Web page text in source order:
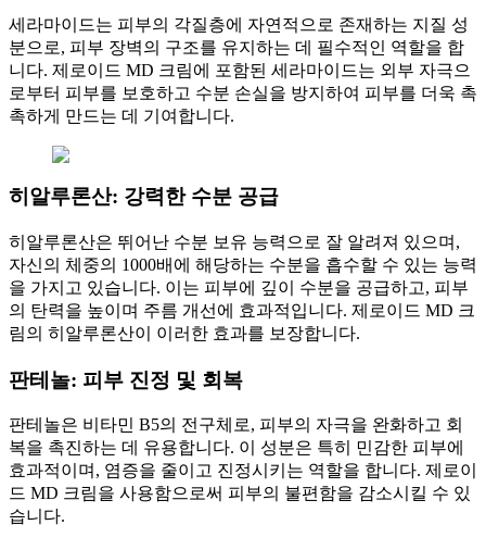
세라마이드는 피부의 각질층에 자연적으로 존재하는 지질 성
분으로, 피부 장벽의 구조를 유지하는 데 필수적인 역할을 합
니다. 제로이드 MD 크림에 포함된 세라마이드는 외부 자극으
로부터 피부를 보호하고 수분 손실을 방지하여 피부를 더욱 촉
촉하게 만드는 데 기여합니다.
히알루론산: 강력한 수분 공급
히알루론산은 뛰어난 수분 보유 능력으로 잘 알려져 있으며,
자신의 체중의 1000배에 해당하는 수분을 흡수할 수 있는 능력
을 가지고 있습니다. 이는 피부에 깊이 수분을 공급하고, 피부
의 탄력을 높이며 주름 개선에 효과적입니다. 제로이드 MD 크
림의 히알루론산이 이러한 효과를 보장합니다.
판테놀: 피부 진정 및 회복
판테놀은 비타민 B5의 전구체로, 피부의 자극을 완화하고 회
복을 촉진하는 데 유용합니다. 이 성분은 특히 민감한 피부에
효과적이며, 염증을 줄이고 진정시키는 역할을 합니다. 제로이
드 MD 크림을 사용함으로써 피부의 불편함을 감소시킬 수 있
습니다.